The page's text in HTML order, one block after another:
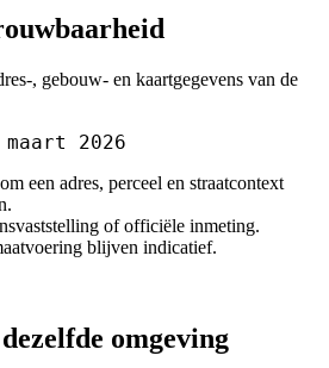
, gebouw- en kaartgegevens van de
2026
een adres, perceel en straatcontext
of officiële inmeting.
blijven indicatief.
omgeving